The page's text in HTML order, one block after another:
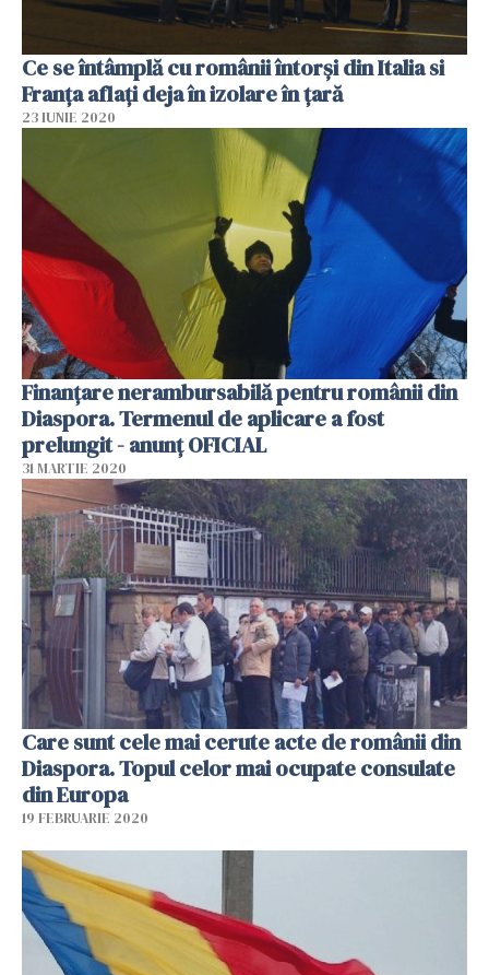
Ce se întâmplă cu românii întorși din Italia si
Franța aflați deja în izolare în țară
23 IUNIE 2020
Finanţare nerambursabilă pentru românii din
Diaspora. Termenul de aplicare a fost
prelungit - anunţ OFICIAL
31 MARTIE 2020
Care sunt cele mai cerute acte de românii din
Diaspora. Topul celor mai ocupate consulate
din Europa
19 FEBRUARIE 2020